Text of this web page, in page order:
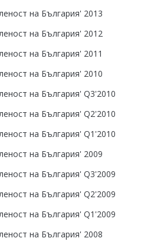
на България' 2013
на България' 2012
на България' 2011
на България' 2010
на България' Q3'2010
на България' Q2'2010
на България' Q1'2010
на България' 2009
на България' Q3'2009
на България' Q2'2009
на България' Q1'2009
на България' 2008